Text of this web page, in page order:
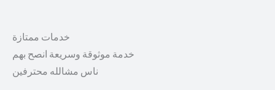
خدمات ممتازة
خدمة موثوقة وسريعة انصح بهم
ناس مشالله محترفين